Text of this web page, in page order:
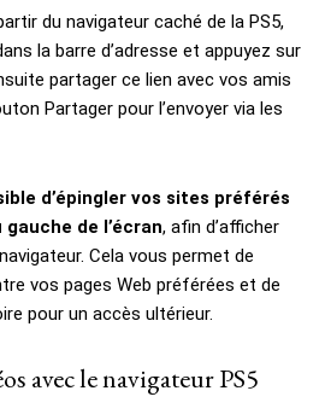
du navigateur caché de la PS5,
la barre d’adresse et appuyez sur
partager ce lien avec vos amis
Partager pour l’envoyer via les
d’épingler vos sites préférés
de l’écran, afin d’afficher
Cela vous permet de
vos pages Web préférées et de
pour un accès ultérieur.
avec le navigateur PS5